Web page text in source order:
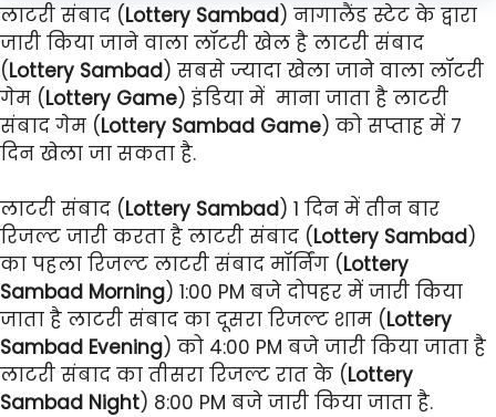
लाटरी संबाद (Lottery Sambad) नागालैंड स्टेट के द्वारा
जारी किया जाने वाला लॉटरी खेल है लाटरी संबाद
(Lottery Sambad) सबसे ज्यादा खेला जाने वाला लॉटरी
गेम (Lottery Game) इंडिया में माना जाता है लाटरी
संबाद गेम (Lottery Sambad Game) को सप्ताह में 7
दिन खेला जा सकता है.
लाटरी संबाद (Lottery Sambad) 1 दिन में तीन बार
रिजल्ट जारी करता है लाटरी संबाद (Lottery Sambad)
का पहला रिजल्ट लाटरी संबाद मॉर्निंग (Lottery
Sambad Morning) 1:00 PM बजे दोपहर में जारी किया
जाता है लाटरी संबाद का दूसरा रिजल्ट शाम (Lottery
Sambad Evening) को 4:00 PM बजे जारी किया जाता है
लाटरी संबाद का तीसरा रिजल्ट रात के (Lottery
Sambad Night) 8:00 PM बजे जारी किया जाता है.